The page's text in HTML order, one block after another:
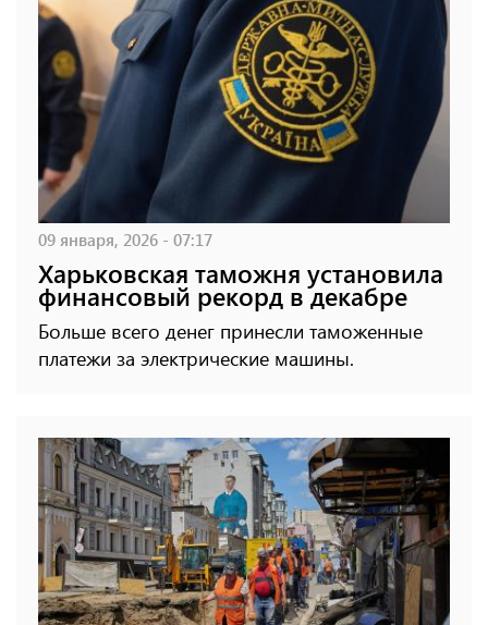
09 января, 2026 - 07:17
Харьковская таможня установила
финансовый рекорд в декабре
Больше всего денег принесли таможенные
платежи за электрические машины.